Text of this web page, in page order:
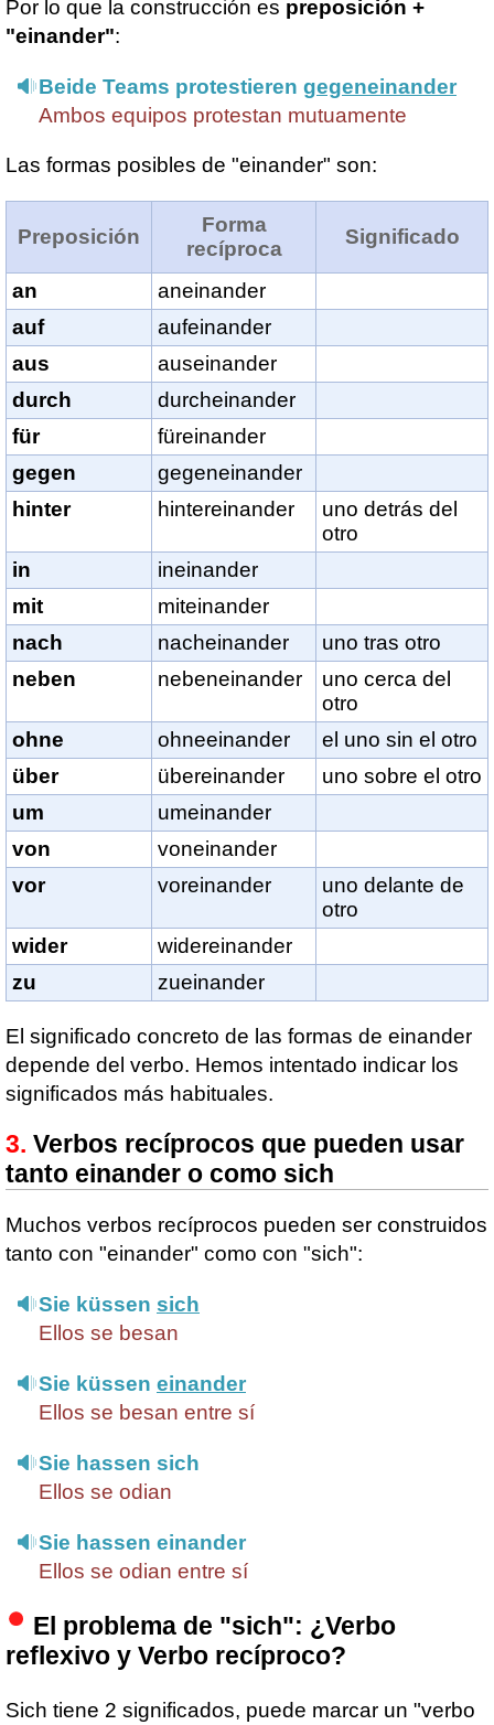
Por lo que la construcción es preposición +
"einander":
Beide Teams protestieren gegeneinander
Ambos equipos protestan mutuamente
Las formas posibles de "einander" son:
Preposición
Forma
recíproca
Significado
an
aneinander
auf
aufeinander
aus
auseinander
durch
durcheinander
für
füreinander
gegen
gegeneinander
hinter
hintereinander
uno detrás del
otro
in
ineinander
mit
miteinander
nach
nacheinander
uno tras otro
neben
nebeneinander
uno cerca del
otro
ohne
ohneeinander
el uno sin el otro
über
übereinander
uno sobre el otro
um
umeinander
von
voneinander
vor
voreinander
uno delante de
otro
wider
widereinander
zu
zueinander
El significado concreto de las formas de einander
depende del verbo. Hemos intentado indicar los
significados más habituales.
Verbos recíprocos que pueden usar
tanto einander o como sich
Muchos verbos recíprocos pueden ser construidos
tanto con "einander" como con "sich":
Sie küssen sich
Ellos se besan
Sie küssen einander
Ellos se besan entre sí
Sie hassen sich
Ellos se odian
Sie hassen einander
Ellos se odian entre sí
El problema de "sich": ¿Verbo
reflexivo y Verbo recíproco?
Sich tiene 2 significados, puede marcar un "verbo